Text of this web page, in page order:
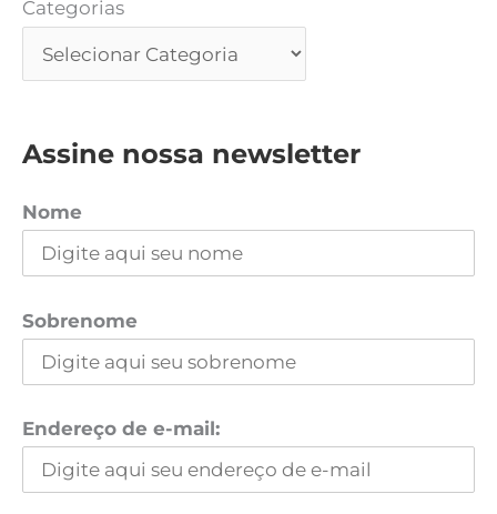
Categorias
Assine nossa newsletter
Nome
Sobrenome
Endereço de e-mail: